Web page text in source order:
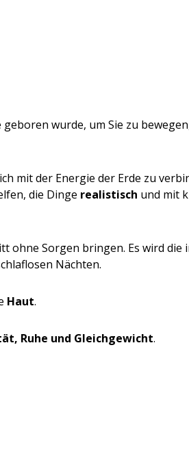
wurde, um Sie zu
mit der Energie der Erde zu
die Dinge realistisch und mit
ohne Sorgen bringen. Es wird
Nächten.
Haut.
Ruhe und Gleichgewicht.